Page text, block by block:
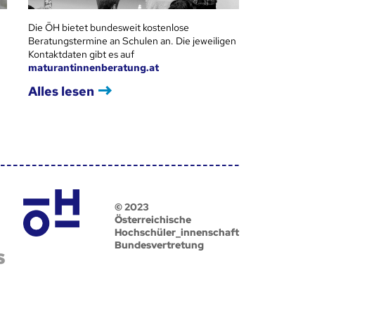
Die ÖH bietet bundesweit kostenlose
Beratungstermine an Schulen an. Die jeweiligen
Kontaktdaten gibt es auf
maturantinnenberatung.at
Alles lesen
© 2023
Österreichische
Hochschüler_innenschaft
Bundesvertretung